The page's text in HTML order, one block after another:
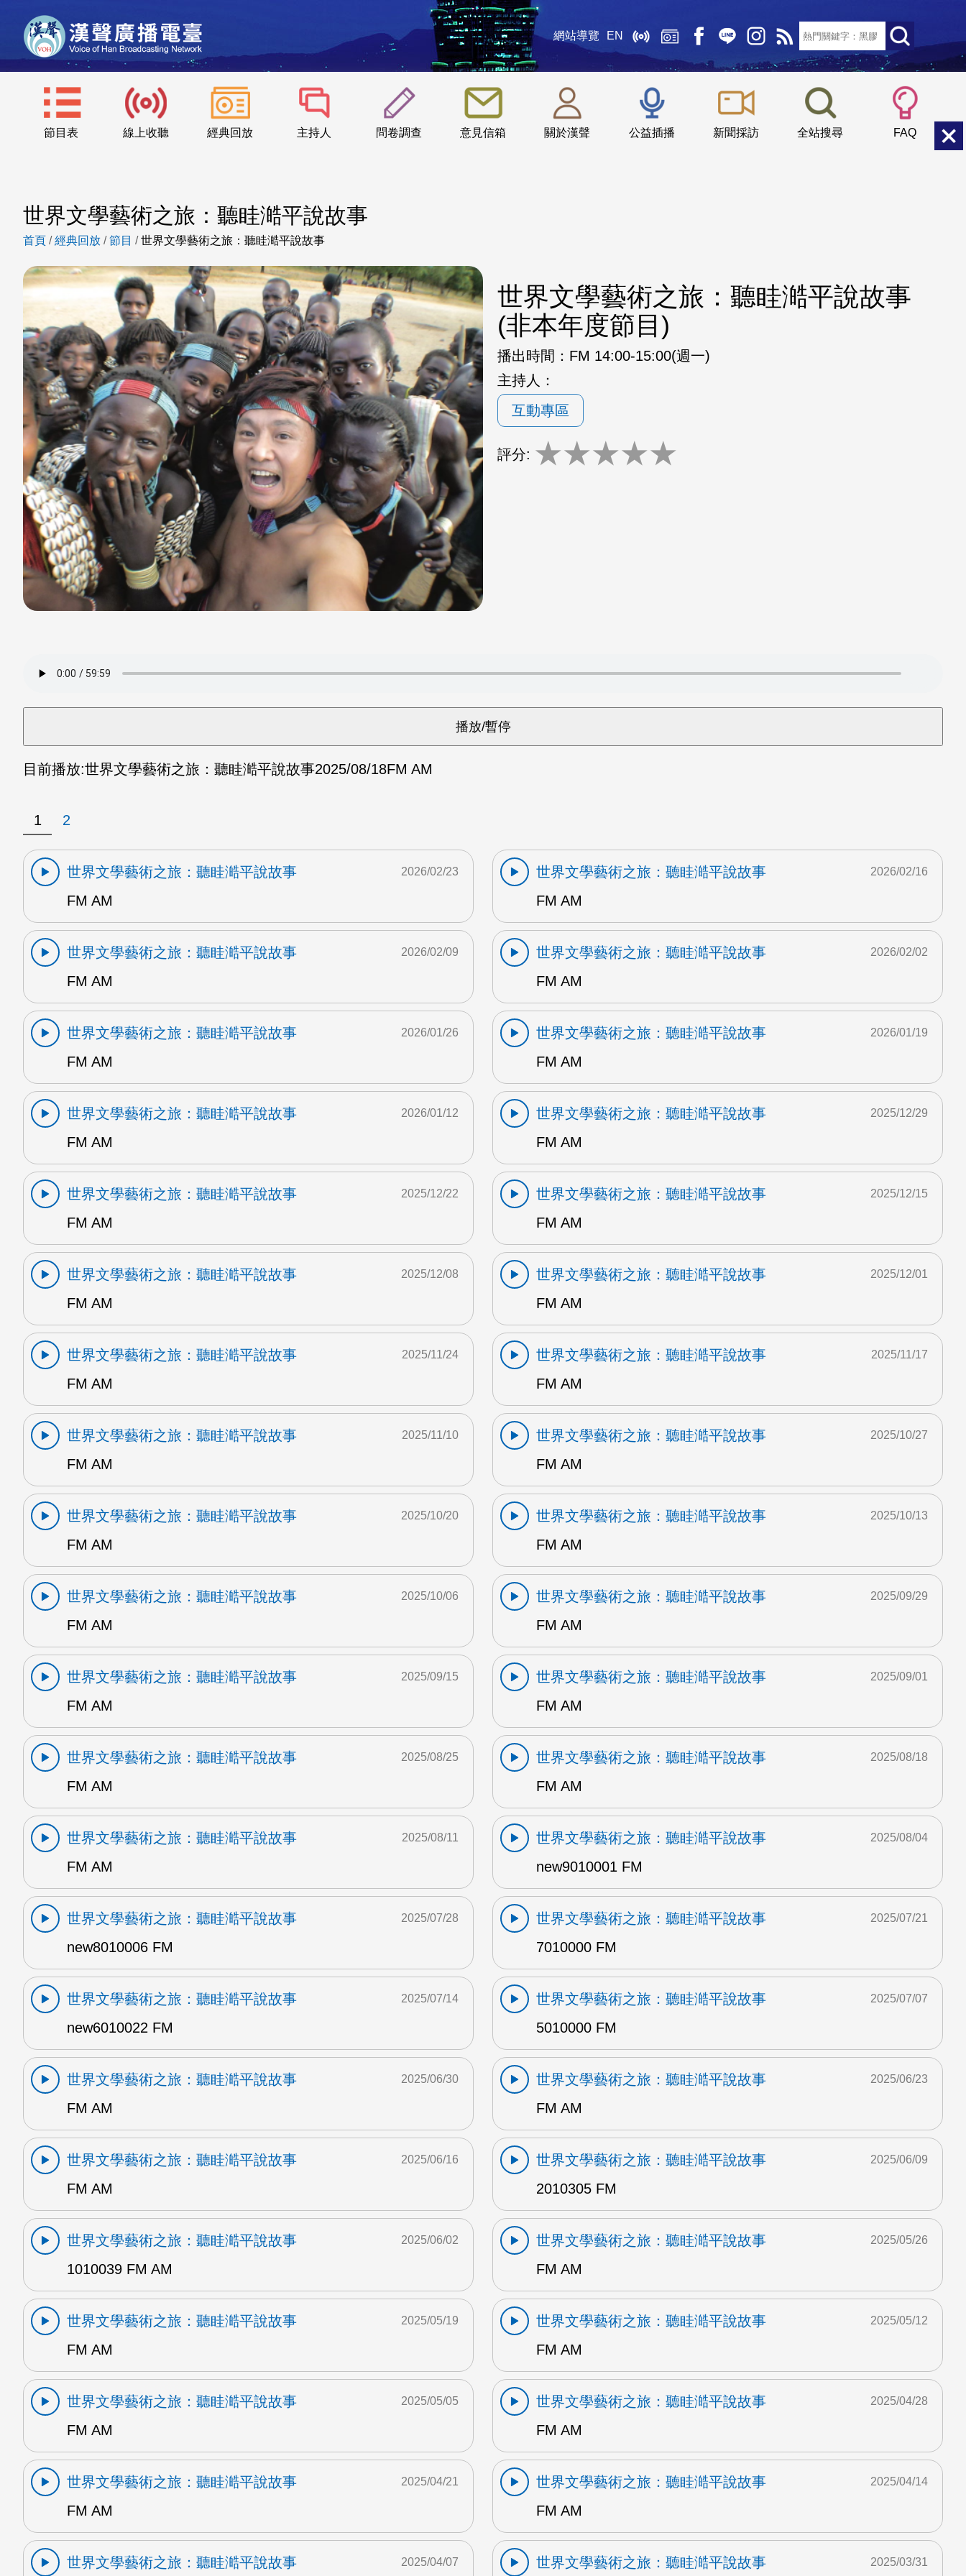
網站導覽 EN
節目表 線上收聽 經典回放 主持人 問卷調查 意見信箱 關於漢聲 公益插播 新聞採訪 全站搜尋 FAQ
::: 小 中
世界文學藝術之旅：聽眭澔平說故事
首頁 /經典回放 /節目 /世界文學藝術之旅：聽眭澔平說故事
世界文學藝術之旅：聽眭澔平說故事
(非本年度節目)
播出時間： FM 14:00-15:00(週一)
主持人：
互動專區
評分: ★★★★★
目前播放:世界文學藝術之旅：聽眭澔平說故事2025/08/18FM AM
1 2
世界文學藝術之旅：聽眭澔平說故事
FM AM
2026/02/23
世界文學藝術之旅：聽眭澔平說故事
FM AM
2026/02/16
世界文學藝術之旅：聽眭澔平說故事
FM AM
2026/02/09
世界文學藝術之旅：聽眭澔平說故事
FM AM
2026/02/02
世界文學藝術之旅：聽眭澔平說故事
FM AM
2026/01/26
世界文學藝術之旅：聽眭澔平說故事
FM AM
2026/01/19
世界文學藝術之旅：聽眭澔平說故事
FM AM
2026/01/12
世界文學藝術之旅：聽眭澔平說故事
FM AM
2025/12/29
世界文學藝術之旅：聽眭澔平說故事
FM AM
2025/12/22
世界文學藝術之旅：聽眭澔平說故事
FM AM
2025/12/15
世界文學藝術之旅：聽眭澔平說故事
FM AM
2025/12/08
世界文學藝術之旅：聽眭澔平說故事
FM AM
2025/12/01
世界文學藝術之旅：聽眭澔平說故事
FM AM
2025/11/24
世界文學藝術之旅：聽眭澔平說故事
FM AM
2025/11/17
世界文學藝術之旅：聽眭澔平說故事
FM AM
2025/11/10
世界文學藝術之旅：聽眭澔平說故事
FM AM
2025/10/27
世界文學藝術之旅：聽眭澔平說故事
FM AM
2025/10/20
世界文學藝術之旅：聽眭澔平說故事
FM AM
2025/10/13
世界文學藝術之旅：聽眭澔平說故事
FM AM
2025/10/06
世界文學藝術之旅：聽眭澔平說故事
FM AM
2025/09/29
世界文學藝術之旅：聽眭澔平說故事
FM AM
2025/09/15
世界文學藝術之旅：聽眭澔平說故事
FM AM
2025/09/01
世界文學藝術之旅：聽眭澔平說故事
FM AM
2025/08/25
世界文學藝術之旅：聽眭澔平說故事
FM AM
2025/08/18
世界文學藝術之旅：聽眭澔平說故事
FM AM
2025/08/11
世界文學藝術之旅：聽眭澔平說故事
new9010001 FM
2025/08/04
世界文學藝術之旅：聽眭澔平說故事
new8010006 FM
2025/07/28
世界文學藝術之旅：聽眭澔平說故事
7010000 FM
2025/07/21
世界文學藝術之旅：聽眭澔平說故事
new6010022 FM
2025/07/14
世界文學藝術之旅：聽眭澔平說故事
5010000 FM
2025/07/07
世界文學藝術之旅：聽眭澔平說故事
FM AM
2025/06/30
世界文學藝術之旅：聽眭澔平說故事
FM AM
2025/06/23
世界文學藝術之旅：聽眭澔平說故事
FM AM
2025/06/16
世界文學藝術之旅：聽眭澔平說故事
2010305 FM
2025/06/09
世界文學藝術之旅：聽眭澔平說故事
1010039 FM AM
2025/06/02
世界文學藝術之旅：聽眭澔平說故事
FM AM
2025/05/26
世界文學藝術之旅：聽眭澔平說故事
FM AM
2025/05/19
世界文學藝術之旅：聽眭澔平說故事
FM AM
2025/05/12
世界文學藝術之旅：聽眭澔平說故事
FM AM
2025/05/05
世界文學藝術之旅：聽眭澔平說故事
FM AM
2025/04/28
世界文學藝術之旅：聽眭澔平說故事
FM AM
2025/04/21
世界文學藝術之旅：聽眭澔平說故事
FM AM
2025/04/14
世界文學藝術之旅：聽眭澔平說故事 2025/04/07 世界文學藝術之旅：聽眭澔平說故事 2025/03/31